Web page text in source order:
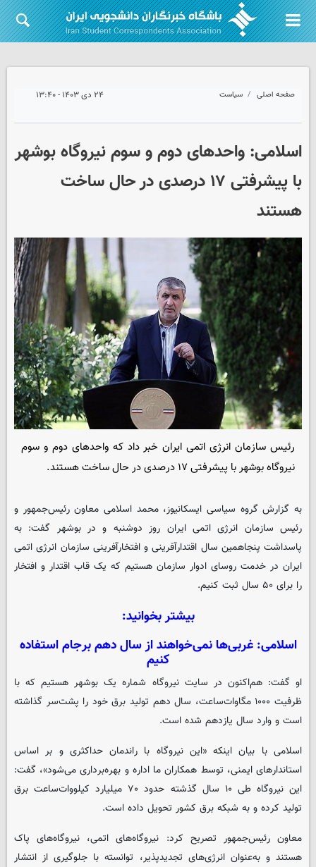
صفحه اصلی سیاست ۲۴ دی ۱۴۰۳ - ۱۳:۴۰
اسلامی: واحدهای دوم و سوم نیروگاه بوشهر
با پیشرفتی ۱۷ درصدی در حال ساخت
هستند
رئیس سازمان انرژی اتمی ایران خبر داد که واحدهای دوم و سوم
نیروگاه بوشهر با پیشرفتی ۱۷ درصدی در حال ساخت هستند.
به گزارش گروه سیاسی ایسکانیوز، محمد اسلامی معاون رئیس‌جمهور و
رئیس سازمان انرژی اتمی ایران روز دوشنبه و در بوشهر گفت: به
پاسداشت پنجاهمین سال اقتدارآفرینی و افتخارآفرینی سازمان انرژی اتمی
ایران در خدمت روسای ادوار سازمان هستیم که یک قاب اقتدار و افتخار
را برای ۵۰ سال ثبت کنیم.
بیشتر بخوانید:
اسلامی: غربی‌ها نمی‌خواهند از سال دهم برجام استفاده
کنیم
او گفت: هم‌اکنون در سایت نیروگاه شماره یک بوشهر هستیم که با
ظرفیت ۱۰۰۰ مگاوات‌ساعت، سال دهم تولید برق خود را پشت‌سر گذاشته
است و وارد سال یازدهم شده است.
اسلامی با بیان اینکه «این نیروگاه با راندمان حداکثری و بر اساس
استاندارهای ایمنی، توسط همکاران ما اداره و بهره‌برداری می‌شود»، گفت:
این نیروگاه طی ۱۰ سال گذشته حدود ۷۰ میلیارد کیلووات‌ساعت برق
تولید کرده و به شبکه برق کشور تحویل داده است.
معاون رئیس‌جمهور تصریح کرد: نیروگاه‌های اتمی، نیروگاه‌های پاک
هستند و به‌عنوان انرژی‌های تجدیدپذیر، توانسته با جلوگیری از انتشار